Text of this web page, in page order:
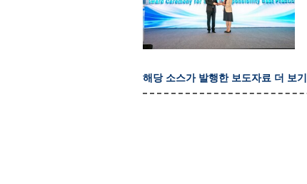
해당 소스가 발행한 보도자료 더 보기